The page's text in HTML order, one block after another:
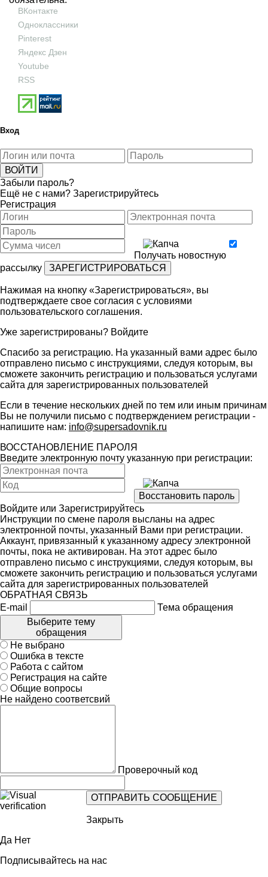
ВКонтакте
Одноклассники
Pinterest
Яндекс Дзен
Youtube
RSS
Вход
Забыли пароль?
Ещё не с нами? Зарегистрируйтесь
Регистрация
Получать новостную
рассылку
Нажимая на кнопку «Зарегистрироваться», вы
подтверждаете свое согласия с условиями
пользовательского соглашения.
Уже зарегистрированы? Войдите
Спасибо за регистрацию. На указанный вами адрес было
отправлено письмо с инструкциями, следуя которым, вы
сможете закончить регистрацию и пользоваться услугами
сайта для зарегистрированных пользователей
Если в течение нескольких дней по тем или иным причинам
Вы не получили письмо с подтверждением регистрации -
напишите нам: info@supersadovnik.ru
ВОССТАНОВЛЕНИЕ ПАРОЛЯ
Введите электронную почту указанную при регистрации:
Войдите или Зарегистрируйтесь
Инструкции по смене пароля высланы на адрес
электронной почты, указанный Вами при регистрации.
Аккаунт, привязанный к указанному адресу электронной
почты, пока не активирован. На этот адрес было
отправлено письмо с инструкциями, следуя которым, вы
сможете закончить регистрацию и пользоваться услугами
сайта для зарегистрированных пользователей
ОБРАТНАЯ СВЯЗЬ
E-mail
Тема обращения
Выберите тему
обращения
Не выбрано
Ошибка в тексте
Работа с сайтом
Регистрация на сайте
Общие вопросы
Не найдено соответсвий
Проверочный код
Закрыть
Да Нет
Подписывайтесь на нас